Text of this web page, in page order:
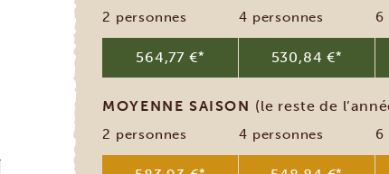
2 personnes
564,77 €*
4 personnes
530,84 €*
6
MOYENNE SAISON (le reste de
2 personnes 4 personnes 6